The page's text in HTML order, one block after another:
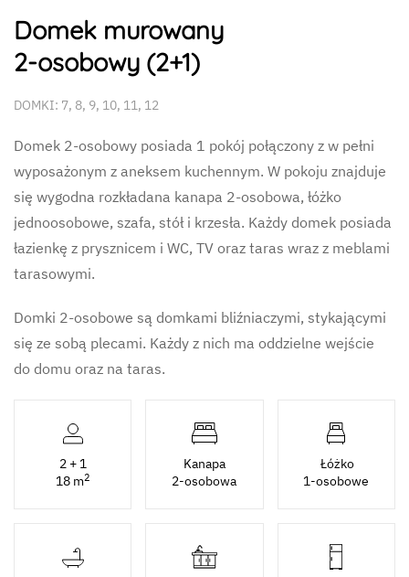
Domek murowany
2-osobowy (2+1)
DOMKI: 7, 8, 9, 10, 11, 12
Domek 2-osobowy posiada 1 pokój połączony z w pełni
wyposażonym z aneksem kuchennym. W pokoju znajduje
się wygodna rozkładana kanapa 2-osobowa, łóżko
jednoosobowe, szafa, stół i krzesła. Każdy domek posiada
łazienkę z prysznicem i WC, TV oraz taras wraz z meblami
tarasowymi.
Domki 2-osobowe są domkami bliźniaczymi, stykającymi
się ze sobą plecami. Każdy z nich ma oddzielne wejście
do domu oraz na taras.
2 + 1
18 m2
Kanapa
2-osobowa
Łóżko
1-osobowe